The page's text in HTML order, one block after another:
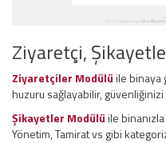
Ziyaretçi,
Ziyaretçiler Modülüile binaya
huzuru sağlayabilir,
Şikayetler Modülüile
Yönetim, Tamirat vs gibi